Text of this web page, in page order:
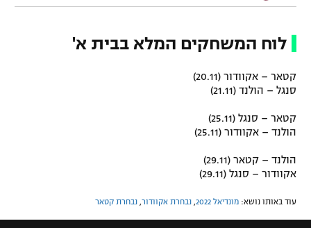
לוח המשחקים המלא בבית א'
קטאר – אקוודור (20.11)
סנגל – הולנד (21.11)
קטאר – סנגל (25.11)
הולנד – אקוודור (25.11)
הולנד – קטאר (29.11)
אקוודור – סנגל (29.11)
עוד באותו נושא: מונדיאל 2022 נבחרת אקוודור נבחרת קטאר